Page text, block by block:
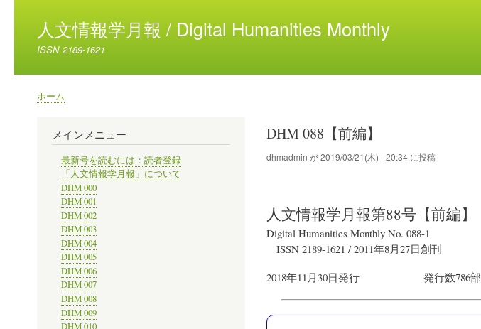
人文情報学月報 / Digital Humanities Monthly
ISSN 2189-1621
パ
ホーム
DHM 088【前編】
dhmadmin が2019/03/21(木) - 20:34 に投稿
人文情報学月報第88号【前編】
Digital Humanities Monthly No. 088-1
ISSN 2189-1621 /2011年8月27日創刊
2018年11月30日発行 発行数786部
メインメニュー
最新号を読むには：読者登録
「人文情報学月報」について
DHM 000
DHM 001
DHM 002
DHM 003
DHM 004
DHM 005
DHM 006
DHM 007
DHM 008
DHM 009
DHM 010